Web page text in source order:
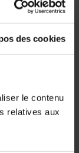
des cookies
le contenu
relatives aux